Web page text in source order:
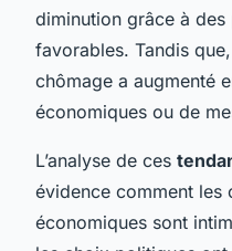
diminution grâce à
favorables. Tandis
chômage a augmenté
économiques ou de
L’analyse de ces
évidence comment les
économiques sont